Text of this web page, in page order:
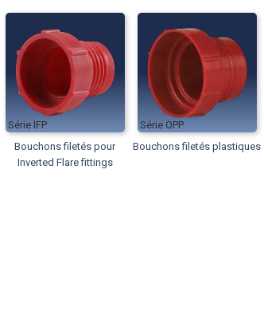
IFP
Bouchons filetés pour
Inverted Flare fittings
OPP
Bouchons filetés plastiques